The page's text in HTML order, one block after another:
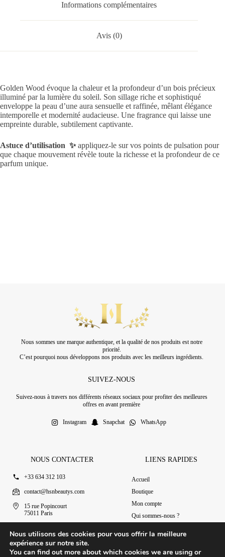
Informations complémentaires
Avis (0)
Golden Wood évoque la chaleur et la profondeur d’un bois précieux
illuminé par la lumière du soleil. Son sillage riche et sophistiqué
enveloppe la peau d’une aura sensuelle et raffinée, mêlant élégance
intemporelle et modernité audacieuse. Une fragrance qui laisse une
empreinte durable, subtilement captivante.
Astuce d’utilisation ✨appliquez-le sur vos points de pulsation pour
que chaque mouvement révèle toute la richesse et la profondeur de ce
parfum unique.
Nous sommes une marque authentique, et la qualité de nos produits est notre
priorité.
C’est pourquoi nous développons nos produits avec les meilleurs ingrédients.
SUIVEZ-NOUS
Suivez-nous à travers nos différents réseaux sociaux pour profiter des meilleures
offres en avant première
Instagram Snapchat WhatsApp
NOUS CONTACTER
+33 634 312 103
contact@hsnbeautys.com
15 rue Popincourt
75011 Paris
LIENS RAPIDES
Accueil
Boutique
Mon compte
Qui sommes-nous ?
Nous utilisons des cookies pour vous offrir la meilleure
expérience sur notre site.
You can find out more about which cookies we are using or